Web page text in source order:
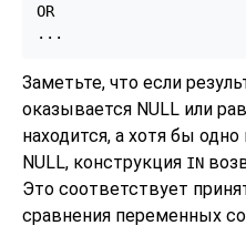
OR
Заметьте, что если
оказывается NULL или
находится, а хотя бы
NULL, конструкция IN
Это соответствует
сравнения переменных